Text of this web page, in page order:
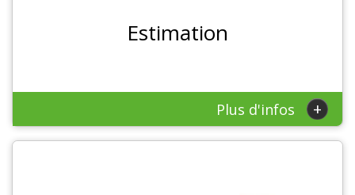
Estimation
Plus d'infos +